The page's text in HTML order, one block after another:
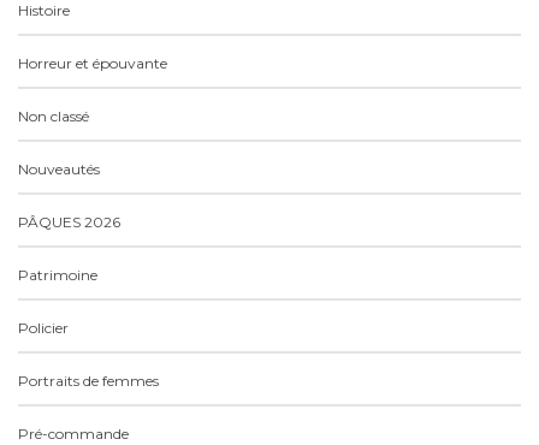
Histoire
Horreur et épouvante
Non classé
Nouveautés
PÂQUES 2026
Patrimoine
Policier
Portraits de femmes
Pré-commande